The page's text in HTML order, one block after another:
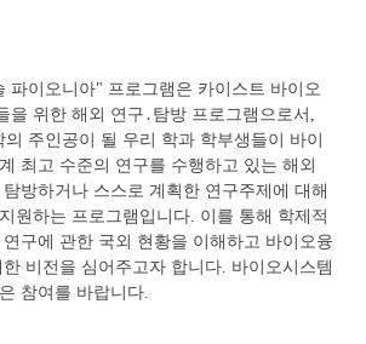
파이오니아" 프로그램은 카이스트 바이오
을 위한 해외 연구․탐방 프로그램으로서,
주인공이 될 우리 학과 학부생들이 바이
최고 수준의 연구를 수행하고 있는 해외
방하거나 스스로 계획한 연구주제에 대해
원하는 프로그램입니다. 이를 통해 학제적
구에 관한 국외 현황을 이해하고 바이오융
비전을 심어주고자 합니다. 바이오시스템
참여를 바랍니다.